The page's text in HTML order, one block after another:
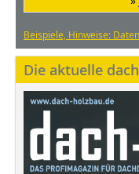
Beispiele, Hinweise:
Die aktuelle